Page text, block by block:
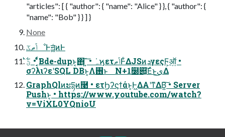
"articles": [ { "author": { "name": "Alice" } }, { "author": {
"name": "Bob" } } ] }
None
ݴޠػೳͰॻ͖͍ͨͷͰ
ؾ࣋ͪ • ͔͔ͤͬͩ͘Βde-dupͱ͔΋΄͍͠ • ݁ہϗετݴޠͰ͋ΔJSͷܕγεςϜ͕ऑ͍ •
σʔλιʔεʹSQL DBͱ͔Λ࢖͏ͱ N+1໰୊͕͠Εͬͱى͜Δ
GraphQlͷະདྷͷ࿩ • ετϦʔϛϯάͱ͔Ͱ͖ΔΑ͏ʹͳΔΒ͍͠ • Server
Pushͱ͔ • https://www.youtube.com/watch?
v=ViXL0YQnioU